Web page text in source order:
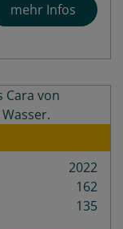
mehr Infos
2022
162
135